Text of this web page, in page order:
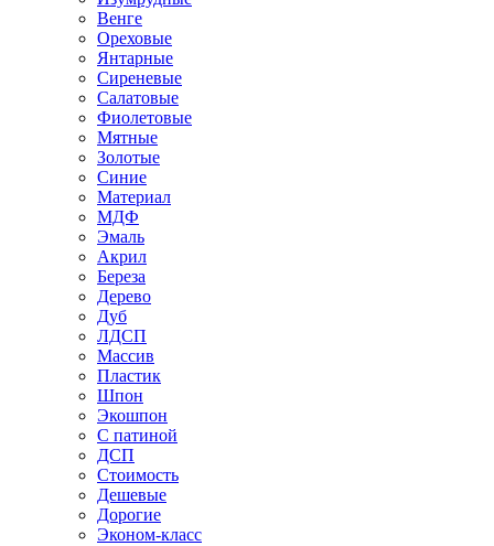
Венге
Ореховые
Янтарные
Сиреневые
Салатовые
Фиолетовые
Мятные
Золотые
Синие
Материал
МДФ
Эмаль
Акрил
Береза
Дерево
Дуб
ЛДСП
Массив
Пластик
Шпон
Экошпон
С патиной
ДСП
Стоимость
Дешевые
Дорогие
Эконом-класс